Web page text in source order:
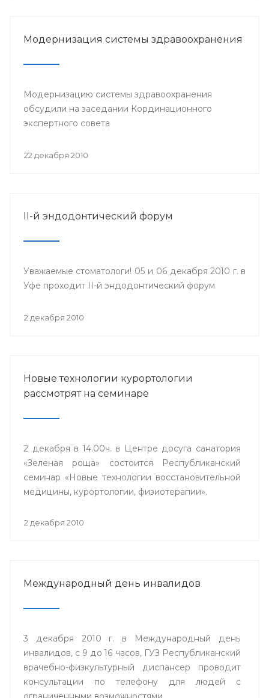
Модернизация системы здравоохранения
Модернизацию системы здравоохранения
обсудили на заседании Кординационного
экспертного совета
22 декабря 2010
II-й эндодонтический форум
Уважаемые стоматологи! 05 и 06 декабря 2010 г. в
Уфе проходит II-й эндодонтический форум
2 декабря 2010
Новые технологии курортологии
рассмотрят на семинаре
2 декабря в 14.00ч. в Центре досуга санатория
«Зеленая роща» состоится Республиканский
семинар «Новые технологии восстановительной
медицины, курортологии, физиотерапии».
2 декабря 2010
Международный день инвалидов
3 декабря 2010 г. в Международный день
инвалидов, с 9 до 16 часов, ГУЗ Республиканский
врачебно-физкультурный диспансер проводит
консультации по телефону для людей с